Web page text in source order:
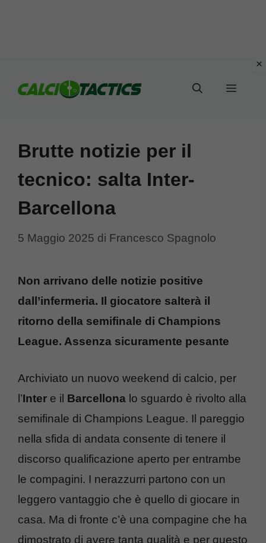
Menu
Brutte notizie per il
tecnico: salta Inter-
Barcellona
5 Maggio 2025 di Francesco Spagnolo
Non arrivano delle notizie positive
dall’infermeria. Il giocatore salterà il
ritorno della semifinale di Champions
League. Assenza sicuramente pesante
Archiviato un nuovo weekend di calcio, per
l’Inter e il Barcellona lo sguardo è rivolto alla
semifinale di Champions League. Il pareggio
nella sfida di andata consente di tenere il
discorso qualificazione aperto per entrambe
le compagini. I nerazzurri partono con un
leggero vantaggio che è quello di giocare in
casa. Ma di fronte c’è una compagine che ha
dimostrato di avere tanta qualità e per questo